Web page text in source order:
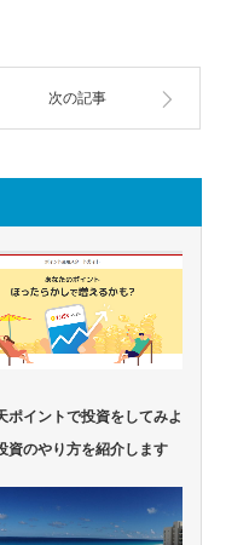
次の記事
ポイントで投資をしてみよ
資のやり方を紹介します